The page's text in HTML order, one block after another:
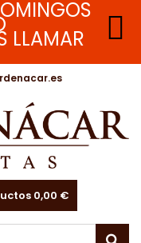
LLAMAR 
0,00 €